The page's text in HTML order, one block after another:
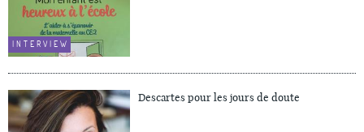
INTERVIEW
Descartes pour les jours de doute